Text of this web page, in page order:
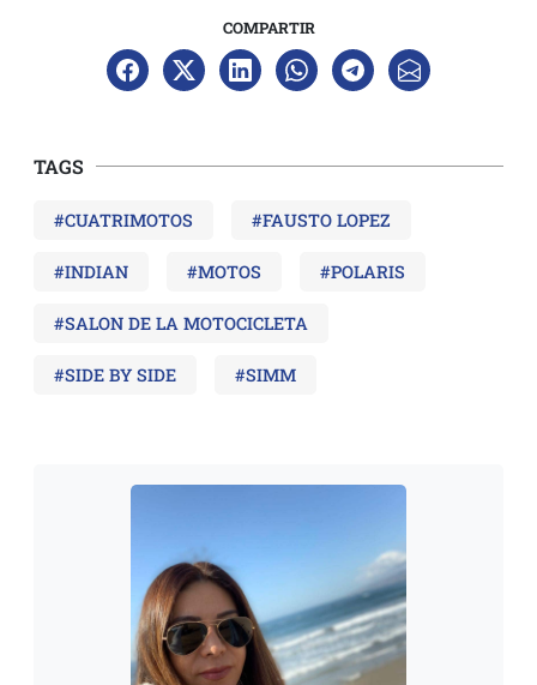
COMPARTIR
TAGS
#CUATRIMOTOS #FAUSTO LOPEZ
#INDIAN #MOTOS #POLARIS
#SALON DE LA MOTOCICLETA
#SIDE BY SIDE #SIMM